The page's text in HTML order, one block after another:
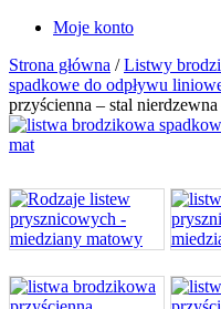
Moje konto
Strona główna /Listwy
spadkowe do odpływu
przyścienna – stal